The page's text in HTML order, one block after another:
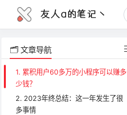
友人a的笔记丶
🗂️ 文章导航
1. 累积用户60多万的小程序可以赚多
少钱？
2. 2023年终总结：这一年发生了很
多事情